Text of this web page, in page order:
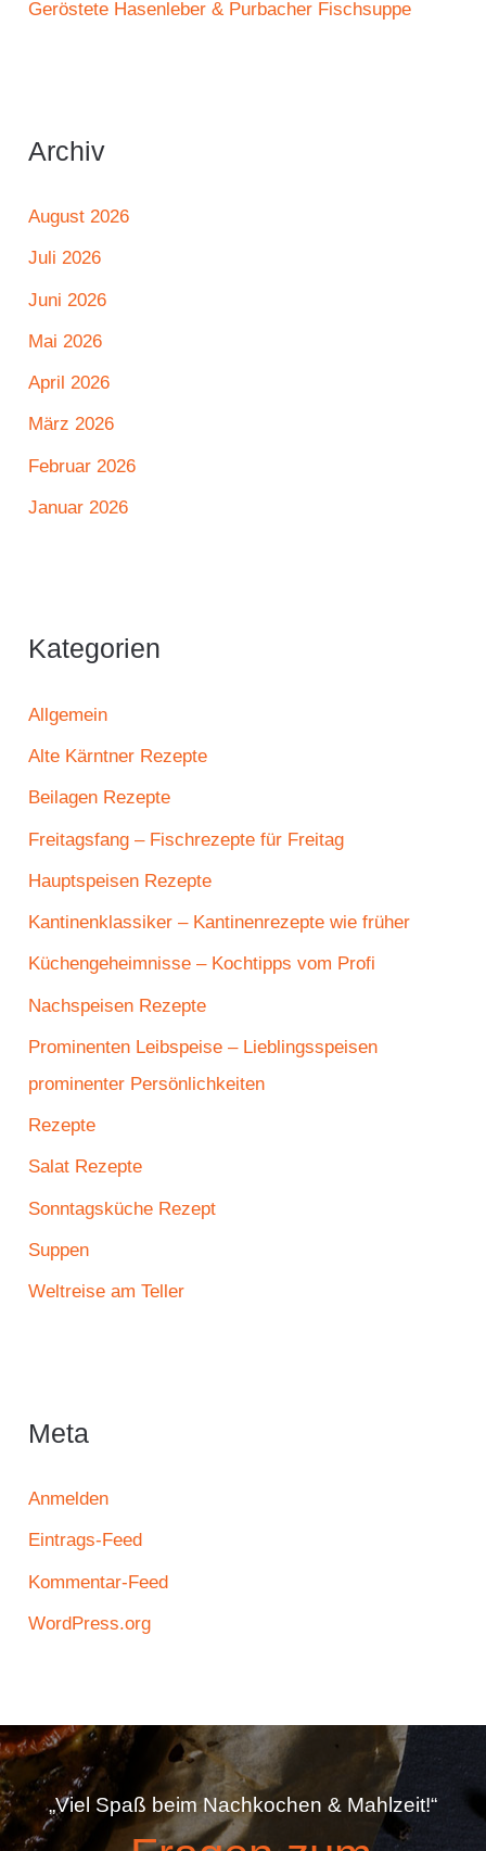
Geröstete Hasenleber & Purbacher Fischsuppe
Archiv
August 2026
Juli 2026
Juni 2026
Mai 2026
April 2026
März 2026
Februar 2026
Januar 2026
Kategorien
Allgemein
Alte Kärntner Rezepte
Beilagen Rezepte
Freitagsfang – Fischrezepte für Freitag
Hauptspeisen Rezepte
Kantinenklassiker – Kantinenrezepte wie früher
Küchengeheimnisse – Kochtipps vom Profi
Nachspeisen Rezepte
Prominenten Leibspeise – Lieblingsspeisen
prominenter Persönlichkeiten
Rezepte
Salat Rezepte
Sonntagsküche Rezept
Suppen
Weltreise am Teller
Meta
Anmelden
Eintrags-Feed
Kommentar-Feed
WordPress.org
„Viel Spaß beim Nachkochen & Mahlzeit!“